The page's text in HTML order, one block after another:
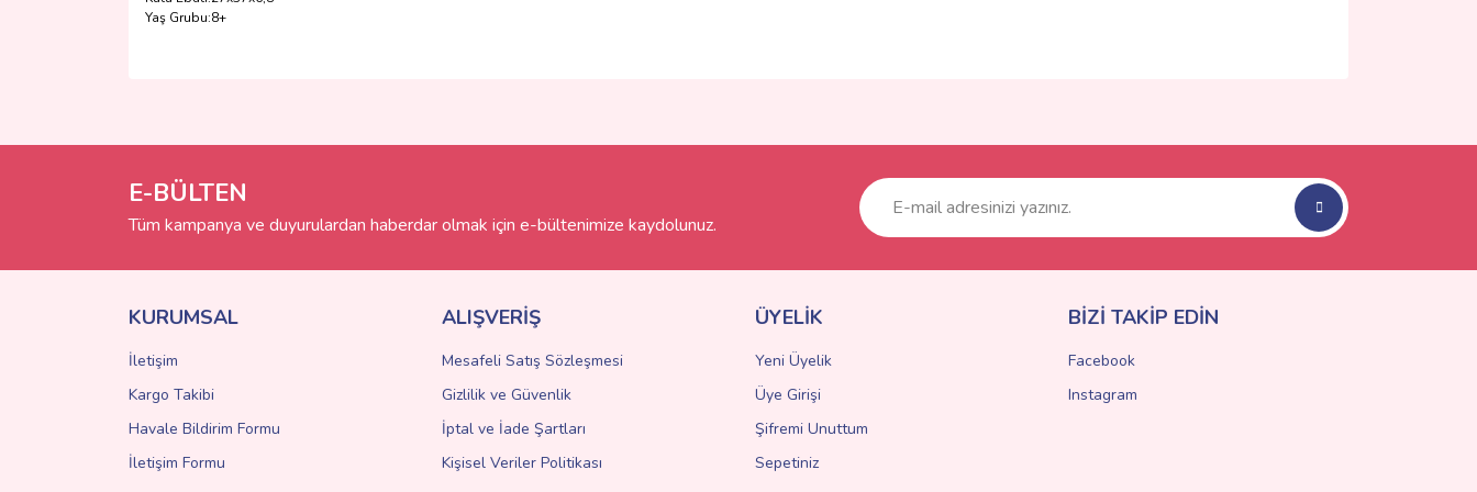
Yaş Grubu:8+
Ürün resmi kalitesiz, bozuk veya görüntülenemiyor.
Bu ürüne benzer farklı alternatifler olmalı.
E-BÜLTEN
Tüm kampanya ve duyurulardan haberdar olmak için e-bültenimize kaydolunuz.
KURUMSAL
İletişim
Kargo Takibi
Havale Bildirim Formu
İletişim Formu
ALIŞVERİŞ
Mesafeli Satış Sözleşmesi
Gizlilik ve Güvenlik
İptal ve İade Şartları
Kişisel Veriler Politikası
ÜYELİK
Yeni Üyelik
Üye Girişi
Şifremi Unuttum
Sepetiniz
BİZİ TAKİP EDİN
Facebook
Instagram